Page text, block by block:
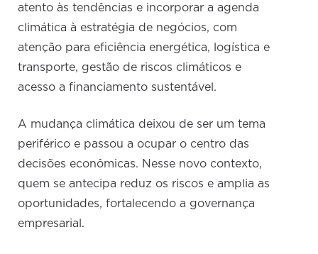
atento às tendências e incorporar a agenda
climática à estratégia de negócios, com
atenção para eficiência energética, logística e
transporte, gestão de riscos climáticos e
acesso a financiamento sustentável.
A mudança climática deixou de ser um tema
periférico e passou a ocupar o centro das
decisões econômicas. Nesse novo contexto,
quem se antecipa reduz os riscos e amplia as
oportunidades, fortalecendo a governança
empresarial.